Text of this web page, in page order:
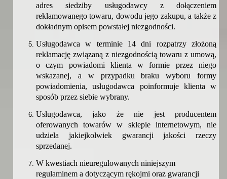
adres siedziby usługodawcy z dołączeniem
reklamowanego towaru, dowodu jego zakupu, a także z
dokładnym opisem powstałej niezgodności.
Usługodawca w terminie 14 dni rozpatrzy złożoną
reklamację związaną z niezgodnością towaru z umową,
o czym powiadomi klienta w formie przez niego
wskazanej, a w przypadku braku wyboru formy
powiadomienia, usługodawca poinformuje klienta w
sposób przez siebie wybrany.
Usługodawca, jako że nie jest producentem
oferowanych towarów w sklepie internetowym, nie
udziela jakiejkolwiek gwarancji jakości rzeczy
sprzedanej.
W kwestiach nieuregulowanych niniejszym
regulaminem a dotyczącym rękojmi oraz gwarancji